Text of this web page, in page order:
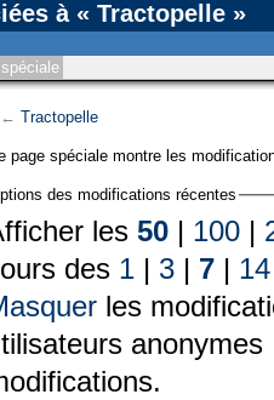
à « Tractopelle »
← Tractopelle
page spéciale montre les
des modifications récentes
les 50| 100|
des 1| 3| 7| 14
les